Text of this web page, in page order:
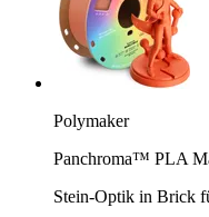
Polymaker
Panchroma™ PLA
Stein-Optik in Brick